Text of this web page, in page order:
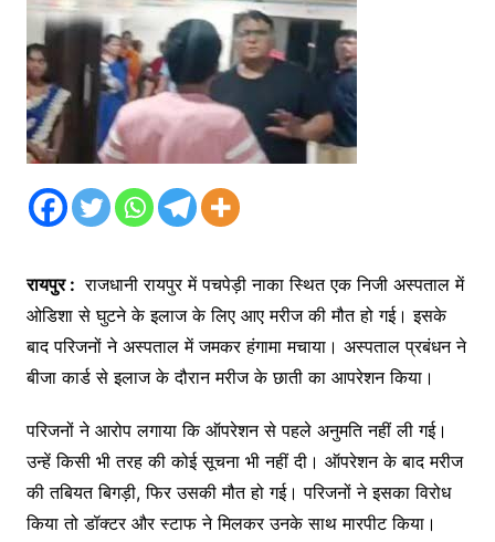
रायपुर : राजधानी रायपुर में पचपेड़ी नाका स्थित एक निजी अस्पताल में
ओडिशा से घुटने के इलाज के लिए आए मरीज की मौत हो गई। इसके
बाद परिजनों ने अस्पताल में जमकर हंगामा मचाया। अस्पताल प्रबंधन ने
बीजा कार्ड से इलाज के दौरान मरीज के छाती का आपरेशन किया।
परिजनों ने आरोप लगाया कि ऑपरेशन से पहले अनुमति नहीं ली गई।
उन्हें किसी भी तरह की कोई सूचना भी नहीं दी। ऑपरेशन के बाद मरीज
की तबियत बिगड़ी, फिर उसकी मौत हो गई। परिजनों ने इसका विरोध
किया तो डॉक्टर और स्टाफ ने मिलकर उनके साथ मारपीट किया।